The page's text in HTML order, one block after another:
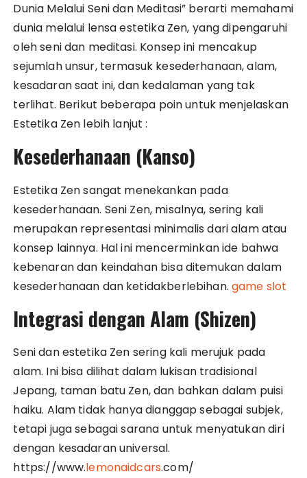
Dunia Melalui Seni dan Meditasi” berarti memahami
dunia melalui lensa estetika Zen, yang dipengaruhi
oleh seni dan meditasi. Konsep ini mencakup
sejumlah unsur, termasuk kesederhanaan, alam,
kesadaran saat ini, dan kedalaman yang tak
terlihat. Berikut beberapa poin untuk menjelaskan
Estetika Zen lebih lanjut :
Kesederhanaan (Kanso)
Estetika Zen sangat menekankan pada
kesederhanaan. Seni Zen, misalnya, sering kali
merupakan representasi minimalis dari alam atau
konsep lainnya. Hal ini mencerminkan ide bahwa
kebenaran dan keindahan bisa ditemukan dalam
kesederhanaan dan ketidakberlebihan.game slot
Integrasi dengan Alam (Shizen)
Seni dan estetika Zen sering kali merujuk pada
alam. Ini bisa dilihat dalam lukisan tradisional
Jepang, taman batu Zen, dan bahkan dalam puisi
haiku. Alam tidak hanya dianggap sebagai subjek,
tetapi juga sebagai sarana untuk menyatukan diri
dengan kesadaran universal.
https://www.lemonaidcars.com/